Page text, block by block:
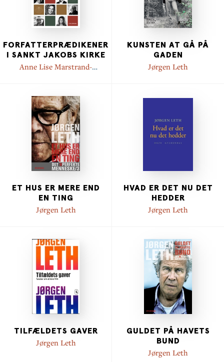
FORFATTERPRÆDIKENER
I SANKT JAKOBS KIRKE
Anne Lise Marstrand-
Olsen,Jørgen Leth,
Smærup Sørensen,Suzanne
,Pablo Llambías
Edvard Nørregård-Nielsen
Kristian Ditlev Jensen
Davidsen,Katrine Grünfeld
Bodil Steensen-Leth
Plambeck,Bjørn Rasmussen
Rune T. Kidde,Hanne Ørstavik
KUNSTEN AT GÅ PÅ
GADEN
Jørgen Leth
ET HUS ER MERE END
EN TING
Jørgen Leth
HVAD ER DET NU DET
HEDDER
Jørgen Leth
TILFÆLDETS GAVER
Jørgen Leth
GULDET PÅ HAVETS
BUND
Jørgen Leth